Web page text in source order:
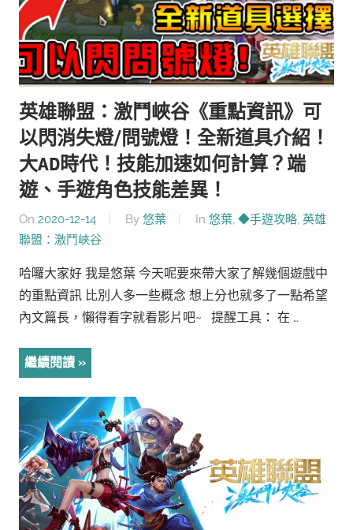
英雄聯盟：激鬥峽谷《重點資訊》可
以閃消失燈/問號燈！全新道具介紹！
大AD時代！技能加速如何計算？端
遊、手遊角色技能差異！
On 2020-12-14 By 悠葉 In 悠葉, ◆手遊攻略, 英雄
聯盟：激鬥峽谷
哈囉大家好 我是悠葉 今天呢要來帶大家了解幾個遊戲中
的重點資訊 比別人多一些概念 想上分也就多了一點希望
內文篇長，懶得看字就看影片吧~ 提醒工具： 在 …
繼續閱讀